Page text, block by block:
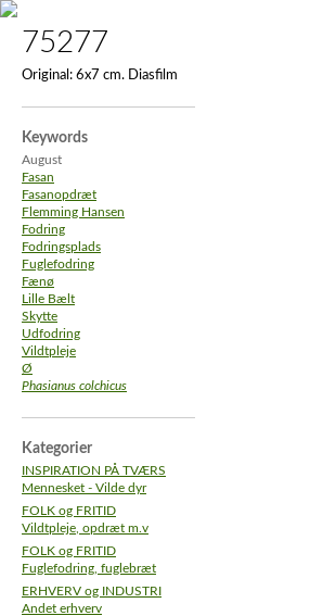
75277
Original: 6x7 cm. Diasfilm
Keywords
August
Fasan
Fasanopdræt
Flemming Hansen
Fodring
Fodringsplads
Fuglefodring
Fænø
Lille Bælt
Skytte
Udfodring
Vildtpleje
Ø
Phasianus colchicus
Kategorier
INSPIRATION PÅ TVÆRS
Mennesket - Vilde dyr
FOLK og FRITID
Vildtpleje, opdræt m.v
FOLK og FRITID
Fuglefodring, fuglebræt
ERHVERV og INDUSTRI
Andet erhverv